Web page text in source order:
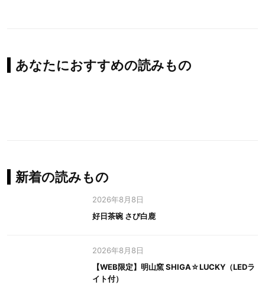
あなたにおすすめの読みもの
新着の読みもの
2026年8月8日
好日茶碗 さび白鹿
2026年8月8日
【WEB限定】明山窯 SHIGA☆LUCKY（LEDラ
イト付）